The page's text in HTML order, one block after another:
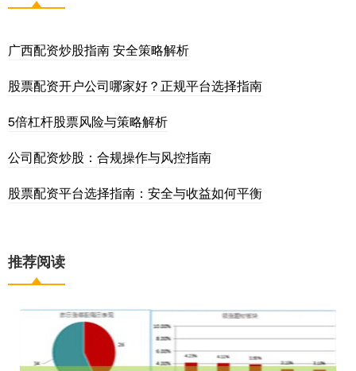
广西配资炒股指南 安全策略解析
股票配资开户公司哪家好？正规平台选择指南
5倍杠杆股票风险与策略解析
公司配资炒股：合规操作与风控指南
股票配资平台选择指南：安全与收益如何平衡
推荐阅读